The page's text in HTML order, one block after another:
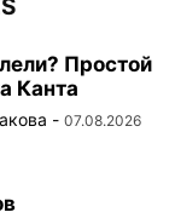
Простой
Канта
- 07.08.2026